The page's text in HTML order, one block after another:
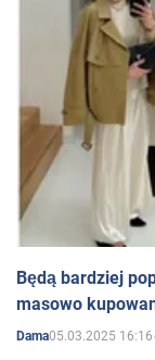
Będą bardziej
masowo
Dama05.03.2025 16:16